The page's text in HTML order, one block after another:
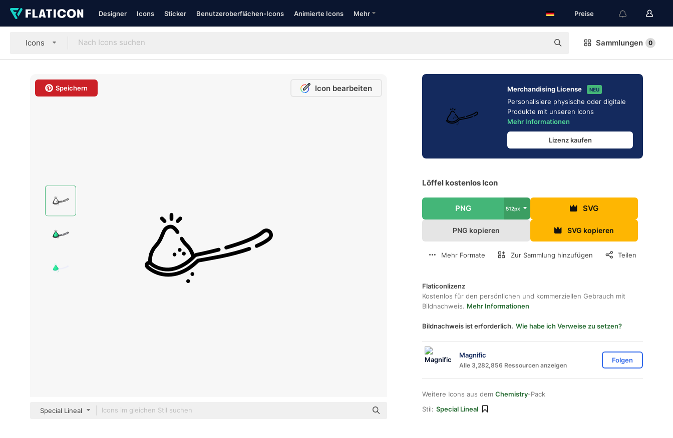
Designer Icons Sticker Benutzeroberflächen-Icons Animierte Icons Mehr Preise
Icons Sammlungen 0
Speichern Icon bearbeiten
Special Lineal
Merchandising License NEU
Personalisiere physische oder digitale
Produkte mit unseren Icons
Mehr Informationen
Lizenz kaufen
Löffel kostenlos Icon
PNG 512px SVG
PNG kopieren SVG kopieren
Mehr Formate Zur Sammlung hinzufügen Teilen
Flaticonlizenz
Kostenlos für den persönlichen und kommerziellen Gebrauch mit
Bildnachweis. Mehr Informationen
Bildnachweis ist erforderlich. Wie habe ich Verweise zu setzen?
Magnific
Alle 3,282,856 Ressourcen anzeigen
Folgen
Weitere Icons aus dem Chemistry-Pack
Stil: Special Lineal